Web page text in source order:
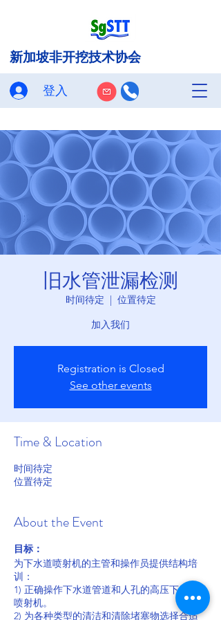
登入
新加坡非开挖技术协会
旧水管泄漏检测
时间待定
  |
位置待定
加入我们
Registration is Closed
See other events
Time & Location
时间待定
位置待定
About the Event
目标：
为下水道喷射机的主管和操作员提供结构培
训：
1) 正确操作下水道管道和人孔的高压下水道
喷射机。
2) 为各种类型的清洁和清除堵塞物选择合适